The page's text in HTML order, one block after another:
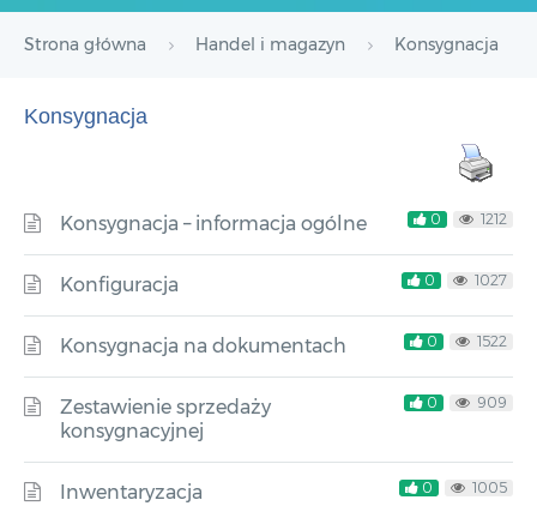
Strona główna Handel i magazyn Konsygnacja
Konsygnacja
Konsygnacja – informacja ogólne 0 1212
Konfiguracja 0 1027
Konsygnacja na dokumentach 0 1522
Zestawienie sprzedaży
konsygnacyjnej
0 909
Inwentaryzacja 0 1005